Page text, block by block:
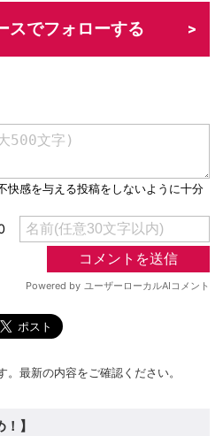
スでフォローする
最新の内容をご確認ください。
】